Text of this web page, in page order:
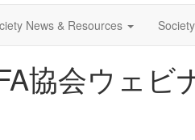
News & Resources
協会ウェ